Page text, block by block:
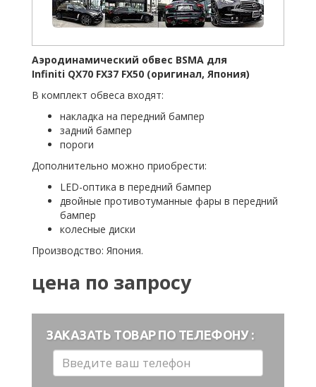
Аэродинамический обвес BSMA для
Infiniti QX70 FX37 FX50 (оригинал, Япония)
В комплект обвеса входят:
накладка на передний бампер
задний бампер
пороги
Дополнительно можно приобрести:
LED-оптика в передний бампер
двойные противотуманные фары в передний
бампер
колесные диски
Производство: Япония.
цена по запросу
ЗАКАЗАТЬ ТОВАР ПО ТЕЛЕФОНУ :